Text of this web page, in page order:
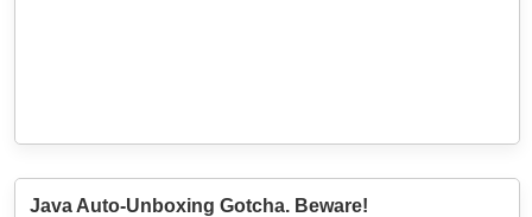
Java Auto-Unboxing Gotcha. Beware!